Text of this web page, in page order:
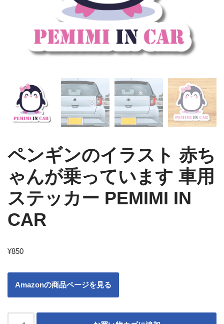
ペンギンのイラスト 赤ち
ゃんが乗っています 車用
ステッカー PEMIMI IN
CAR
¥850
Amazonの商品ページを見る